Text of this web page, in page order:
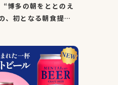
“博多の朝をととのえ
、初となる朝食提供